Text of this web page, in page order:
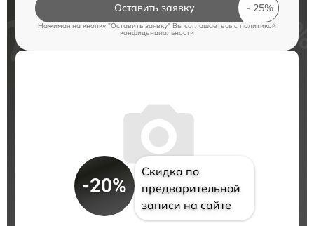
Оставить заявку
Нажимая на кнопку "Оставить заявку" Вы соглашаетесь cполитикой
конфиденциальности
-20%
Скидка по
предварительной
записи на сайте